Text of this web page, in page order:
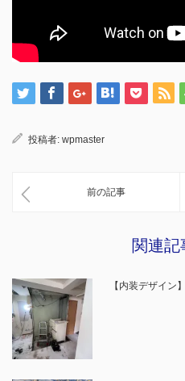
投稿者: wpmaster
前の記事
関連記
【内装デザイン